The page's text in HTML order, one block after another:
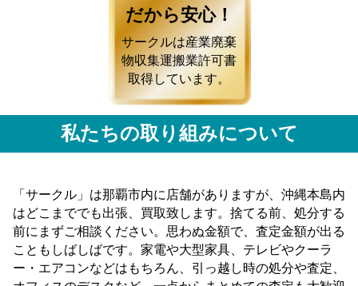
だから安心！
サークルは産業廃棄
物収集運搬業許可書
取得しています。
私たちの取り組みについて
「サークル」は那覇市内に店舗がありますが、沖縄本島内
はどこまででも出張、買取致します。捨てる前、処分する
前にまずご相談ください。思わぬ金額で、査定金額が出る
こともしばしばです。家電や大型家具、テレビやクーラ
ー・エアコンなどはもちろん、引っ越し時の処分や査定、